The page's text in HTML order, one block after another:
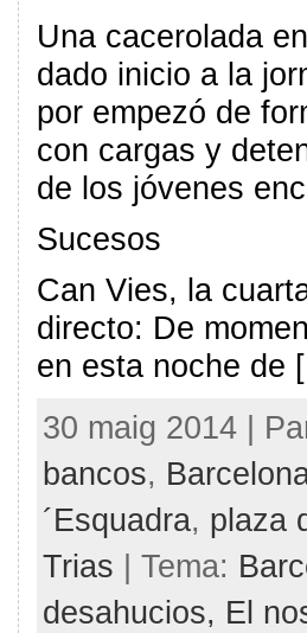
Una cacerolada
dado inicio a la
por empezó de
con cargas y
de los jóvenes
Sucesos
Can Vies, la
directo: De
en esta noche de
30 maig 2014 |
bancos,
´Esquadra, plaza
Trias | Tema:
desahucios, El